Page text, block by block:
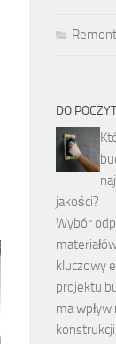
DO
jakości?
Wybór
kluczowy
projektu
ma